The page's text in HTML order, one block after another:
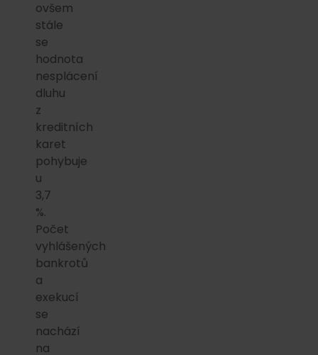
ovšem
stále
se
hodnota
nesplácení
dluhu
z
kreditních
karet
pohybuje
u
3,7
%.
Počet
vyhlášených
bankrotů
a
exekucí
se
nachází
na